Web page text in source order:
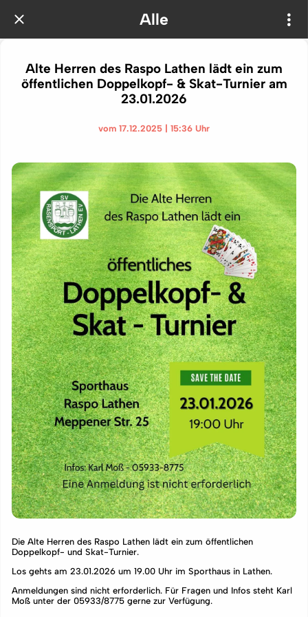
Alle
Alte Herren des Raspo Lathen lädt ein zum
öffentlichen Doppelkopf- & Skat-Turnier am
23.01.2026
vom 17.12.2025 | 15:36 Uhr
Die Alte Herren des Raspo Lathen lädt ein zum öffentlichen
Doppelkopf- und Skat-Turnier.
Los gehts am 23.01.2026 um 19.00 Uhr im Sporthaus in Lathen.
Anmeldungen sind nicht erforderlich. Für Fragen und Infos steht Karl
Moß unter der 05933/8775 gerne zur Verfügung.